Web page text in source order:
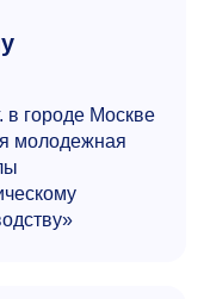
в городе Москве
молодежная